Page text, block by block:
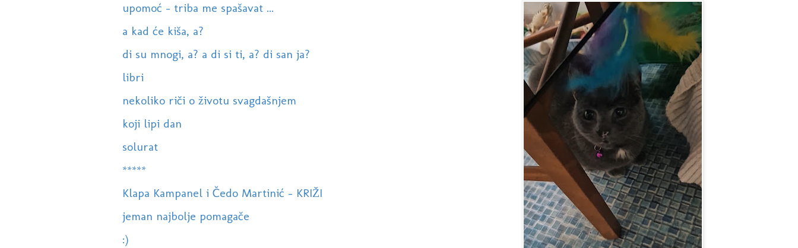
upomoć - triba me spašavat ...
a kad će kiša, a?
di su mnogi, a? a di si ti, a? di san ja?
libri
nekoliko riči o životu svagdašnjem
koji lipi dan
solurat
*****
Klapa Kampanel i Čedo Martinić - KRIŽI
jeman najbolje pomagače
:)